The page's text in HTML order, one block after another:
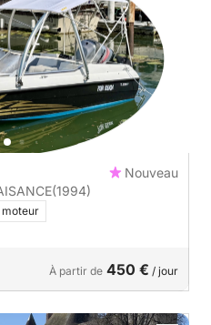
Nouveau
(1994)
moteur
À partir de 450 € / jour